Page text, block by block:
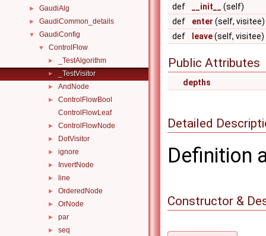
► GaudiAlg
► GaudiCommon_details
▼ GaudiConfig
▼ ControlFlow
► _TestAlgorithm
► _TestVisitor
► AndNode
►
ControlFlowBool
ControlFlowLeaf
► ControlFlowNode
► DotVisitor
► ignore
► InvertNode
► line
► OrderedNode
► OrNode
► par
► seq
def __init__
(self)
def
enter (self, visitee)
def
leave(self, visitee)
Public Attributes
depths
Detailed
Definition
Constructor &